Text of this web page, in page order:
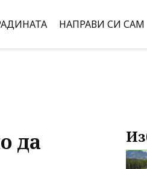
НАПРАВИ СИ САМ
да